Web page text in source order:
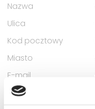
Nazwa
Ulica
Kod pocztowy
Miasto
E-mail